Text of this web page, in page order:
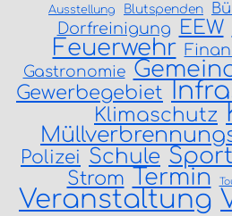
Ausstellung Blutspenden
Dorfreinigung EEW
Feuerwehr
Gastronomie
Gewerbegebiet
Klimaschutz
Polizei Schule Sport
Strom Termin
Veranstaltung